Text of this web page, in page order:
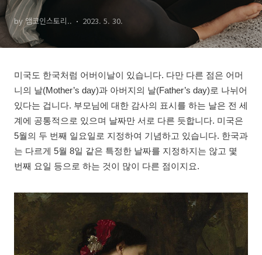
by 앰코인스토리.. 2023. 5. 30.
미국도 한국처럼 어버이날이 있습니다. 다만 다른 점은 어머
니의 날(Mother’s day)과 아버지의 날(Father’s day)로 나뉘어
있다는 겁니다. 부모님에 대한 감사의 표시를 하는 날은 전 세
계에 공통적으로 있으며 날짜만 서로 다른 듯합니다. 미국은
5월의 두 번째 일요일로 지정하여 기념하고 있습니다. 한국과
는 다르게 5월 8일 같은 특정한 날짜를 지정하지는 않고 몇
번째 요일 등으로 하는 것이 많이 다른 점이지요.